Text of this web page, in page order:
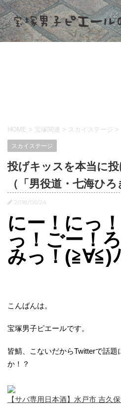
HOME > 宝塚関連 > スカイステージ >
スカイステージ
投げキッスを本当に投
（「男役道・七海ひろ
2018/05/24
にー！にっ
っ！ごー！
みっ！(≧∀≦)
こんばんは。
宝塚男子ピエールです。
皆鯖、こないだからTwitterで話
か！？
【サバ専用日本酒】水戸市 吉久